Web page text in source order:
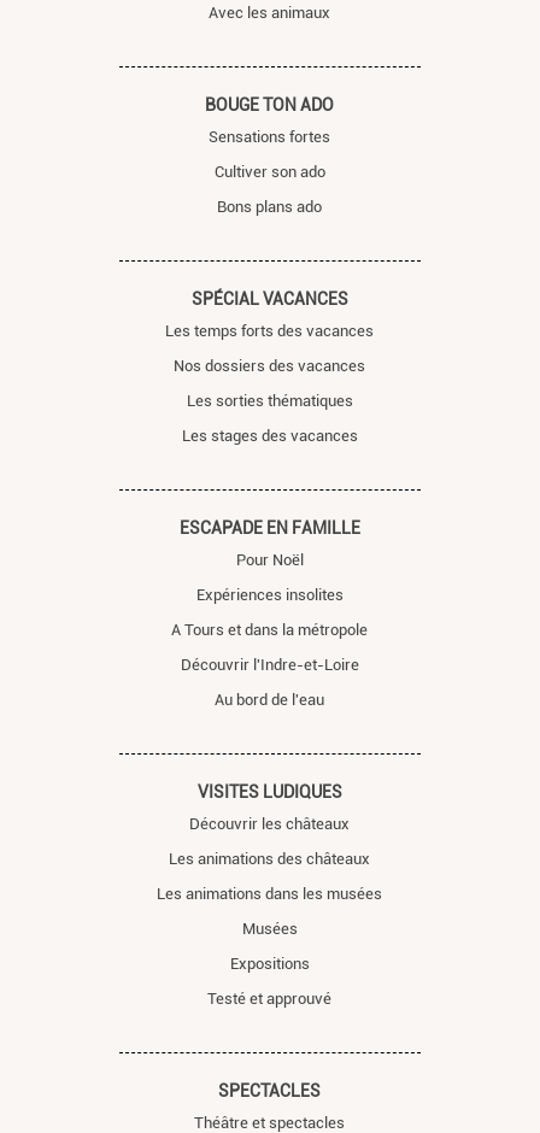
Avec les animaux
BOUGE TON ADO
Sensations fortes
Cultiver son ado
Bons plans ado
SPÉCIAL VACANCES
Les temps forts des vacances
Nos dossiers des vacances
Les sorties thématiques
Les stages des vacances
ESCAPADE EN FAMILLE
Pour Noël
Expériences insolites
A Tours et dans la métropole
Découvrir l'Indre-et-Loire
Au bord de l'eau
VISITES LUDIQUES
Découvrir les châteaux
Les animations des châteaux
Les animations dans les musées
Musées
Expositions
Testé et approuvé
SPECTACLES
Théâtre et spectacles